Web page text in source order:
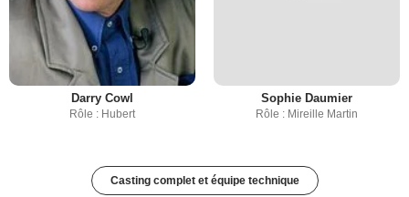
Darry Cowl
Rôle : Hubert
Sophie Daumier
Rôle : Mireille Martin
Casting complet et équipe technique